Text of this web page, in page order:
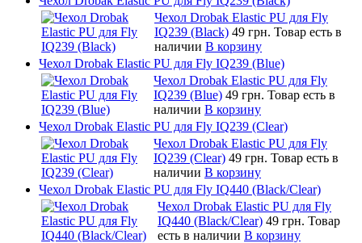
Чехол Drobak Elastic PU для Fly
IQ239 (Black) 49 грн. Товар есть в
наличии В корзину
Чехол Drobak Elastic PU для Fly IQ239 (Blue)
Чехол Drobak Elastic PU для Fly
IQ239 (Blue) 49 грн. Товар есть в
наличии В корзину
Чехол Drobak Elastic PU для Fly IQ239 (Clear)
Чехол Drobak Elastic PU для Fly
IQ239 (Clear) 49 грн. Товар есть в
наличии В корзину
Чехол Drobak Elastic PU для Fly IQ440 (Black/Clear)
Чехол Drobak Elastic PU для Fly
IQ440 (Black/Clear) 49 грн. Товар
есть в наличии В корзину